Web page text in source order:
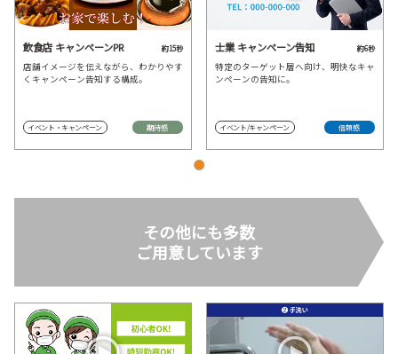
飲食店 キャンペーンPR 約15秒
店舗イメージを伝えながら、わかりやす
くキャンペーン告知する構成。
イベント・キャンペーン 期待感
士業 キャンペーン告知 約6秒
特定のターゲット層へ向け、明快なキャ
ンペーンの告知に。
イベント/キャンペーン 信頼感
その他にも多数
ご用意しています